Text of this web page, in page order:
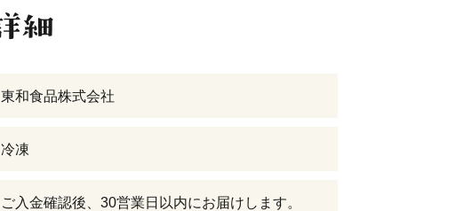
東和食品株式会社
冷凍
ご入金確認後、30営業日以内にお届けします。